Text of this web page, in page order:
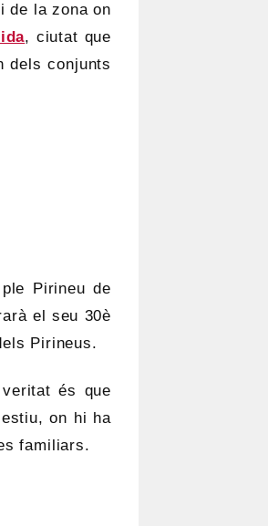
de la zona on
, ciutat que
dels conjunts
Pirineu de
el seu 30è
Pirineus.
és que
on hi ha
familiars.